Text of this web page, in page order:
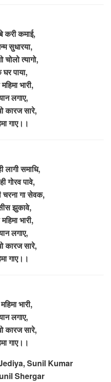
करी कमाई,
सुधारया,
त्यागो,
पाया,
भारी,
लगाए,
कारज सारे,
गाए।।
लागी समाधि,
गोरव पावे,
चरना गा सेवक,
झुकावे,
भारी,
लगाए,
कारज सारे,
गाए।।
भारी,
लगाए,
कारज सारे,
गाए।।
Sunil Kumar
Shergar